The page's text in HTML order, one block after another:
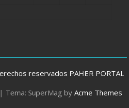
reservados PAHER PORTAL
| Tema: SuperMag by Acme Themes